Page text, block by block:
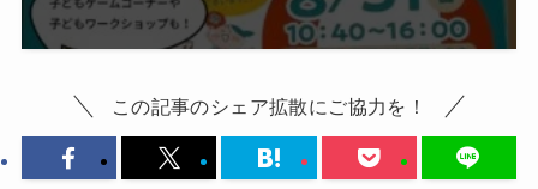
この記事のシェア拡散にご協力を！